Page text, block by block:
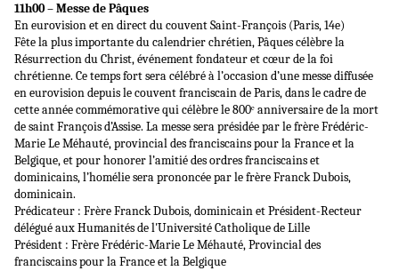
11h00 – Messe de Pâques
En eurovision et en direct du couvent Saint-François (Paris, 14e)
Fête la plus importante du calendrier chrétien, Pâques célèbre la
Résurrection du Christ, événement fondateur et cœur de la foi
chrétienne. Ce temps fort sera célébré à l’occasion d’une messe diffusée
en eurovision depuis le couvent franciscain de Paris, dans le cadre de
cette année commémorative qui célèbre le 800ᵉ anniversaire de la mort
de saint François d’Assise. La messe sera présidée par le frère Frédéric-
Marie Le Méhauté, provincial des franciscains pour la France et la
Belgique, et pour honorer l’amitié des ordres franciscains et
dominicains, l’homélie sera prononcée par le frère Franck Dubois,
dominicain.
Prédicateur : Frère Franck Dubois, dominicain et Président-Recteur
délégué aux Humanités de l'Université Catholique de Lille
Président : Frère Frédéric-Marie Le Méhauté, Provincial des
franciscains pour la France et la Belgique